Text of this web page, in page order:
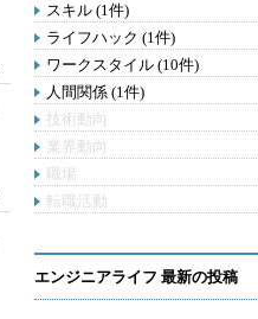
スキル (1件)
ライフハック (1件)
ワークスタイル (10件)
人間関係 (1件)
技術動向
業界動向
職場
転職活動
エンジニアライフ 最新の投稿